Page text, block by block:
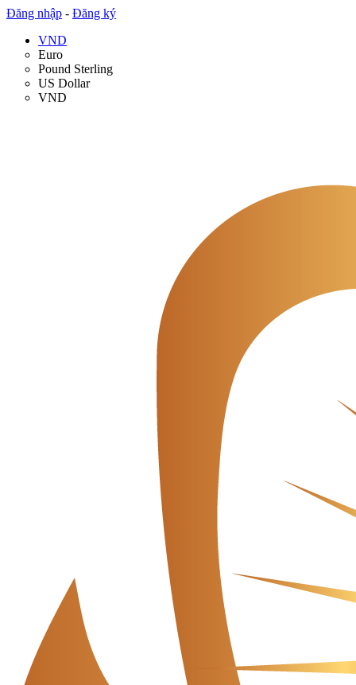
Đăng nhập - Đăng ký
VND
Euro
Pound Sterling
US Dollar
VND